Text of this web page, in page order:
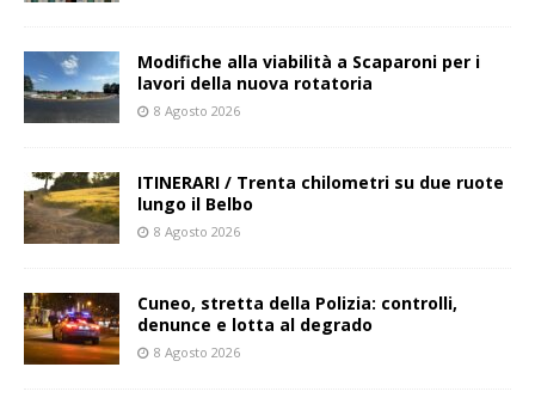
Modifiche alla viabilità a Scaparoni per i
lavori della nuova rotatoria
8 Agosto 2026
ITINERARI / Trenta chilometri su due ruote
lungo il Belbo
8 Agosto 2026
Cuneo, stretta della Polizia: controlli,
denunce e lotta al degrado
8 Agosto 2026